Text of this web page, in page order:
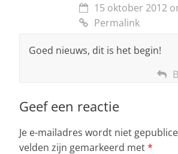
15 oktober 2012
Permalink
Goed nieuws, dit is het begin!
Geef een reactie
Je e-mailadres wordt niet
velden zijn gemarkeerd met*